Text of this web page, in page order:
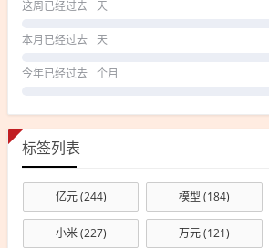
这周已经过去 天
本月已经过去 天
今年已经过去 个月
标签列表
亿元(244) 模型 (184)
小米(227) 万元(121)